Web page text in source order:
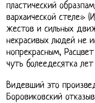
пластический
вархаической стеле»
жестов и сильных
некрасивых людей не
нопрекрасным,
чуть болеедесятка
Видевший это
Боровиковский